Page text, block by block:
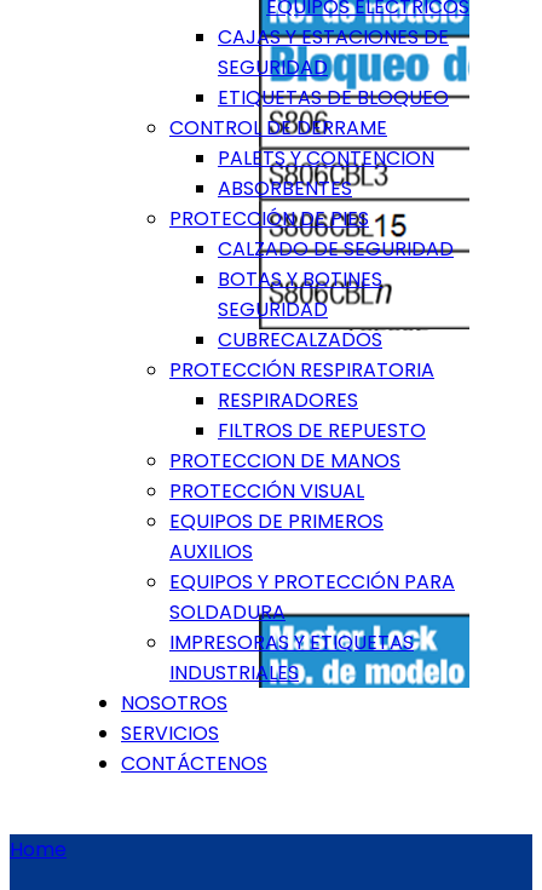
EQUIPOS ELÉCTRICOS
CAJAS Y ESTACIONES DE
SEGURIDAD
ETIQUETAS DE BLOQUEO
CONTROL DE DERRAME
PALETS Y CONTENCION
ABSORBENTES
PROTECCIÓN DE PIES
CALZADO DE SEGURIDAD
BOTAS Y BOTINES
SEGURIDAD
CUBRECALZADOS
PROTECCIÓN RESPIRATORIA
RESPIRADORES
FILTROS DE REPUESTO
PROTECCION DE MANOS
PROTECCIÓN VISUAL
EQUIPOS DE PRIMEROS
AUXILIOS
EQUIPOS Y PROTECCIÓN PARA
SOLDADURA
IMPRESORAS Y ETIQUETAS
INDUSTRIALES
NOSOTROS
SERVICIOS
CONTÁCTENOS
Home